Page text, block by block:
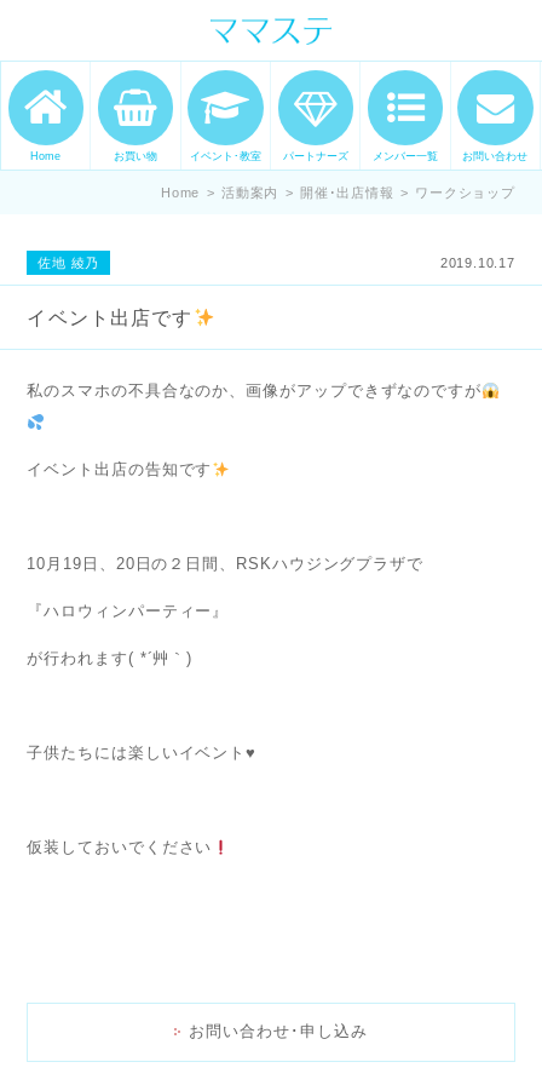
ママの才能発信します。 手づくり
表現ステージ ママステ スキル・セ
ンスを表現したいママが集まって
ます。
Home お買い物 イベント･教室 パートナーズ メンバー一覧 お問い合わせ
Home > 活動案内 > 開催･出店情報 > ワークショップ
佐地 綾乃 2019.10.17
イベント出店です
私のスマホの不具合なのか、画像がアップできずなのですが
イベント出店の告知です
10月19日、20日の２日間、RSKハウジングプラザで
『ハロウィンパーティー』
が行われます( *´艸｀)
子供たちには楽しいイベント♥️
仮装しておいでください
お問い合わせ･申し込み